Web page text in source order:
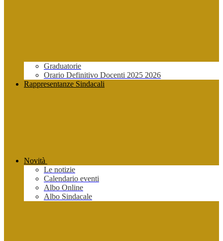
Graduatorie
Orario Definitivo Docenti 2025 2026
Rappresentanze Sindacali
Novità
Le notizie
Calendario eventi
Albo Online
Albo Sindacale